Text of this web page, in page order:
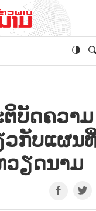
ບັດຄວາມ
ກັບແຜນ
ຽດນາມ